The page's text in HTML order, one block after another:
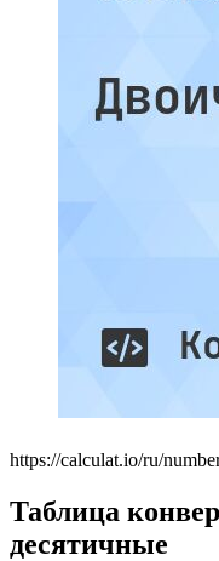
https://calculat.io/ru/
Таблица
десятичные